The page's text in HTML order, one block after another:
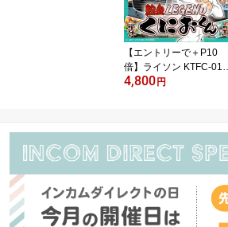
【エントリーで＋P10
倍】ライソン KTFC-010
B レトロスティック 熱血
時代劇だよ全員集合 熱
4,800円